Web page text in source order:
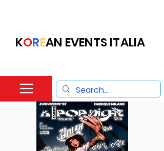
KOREAN EVENTS ITALIA